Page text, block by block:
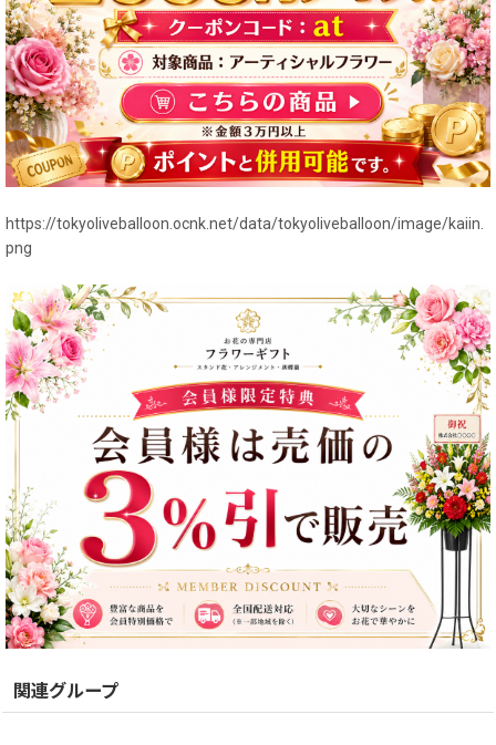
https://tokyoliveballoon.ocnk.net/data/tokyoliveballoon/image/kaiin.
png
関連グループ